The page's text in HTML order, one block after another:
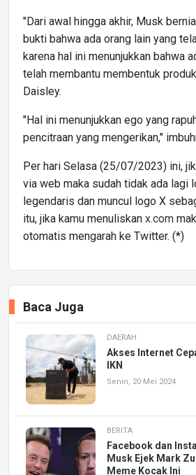
"Dari awal hingga akhir, Musk
bukti bahwa ada orang lain yang
karena hal ini menunjukkan bahwa
telah membantu membentuk
Daisley.
"Hal ini menunjukkan ego yang
pencitraan yang mengerikan,"
Per hari Selasa (25/07/2023) ini,
via web maka sudah tidak ada lagi
legendaris dan muncul logo X
itu, jika kamu menuliskan x.com
otomatis mengarah ke Twitter. (*)
Baca Juga
DAERAH
Akses Internet
IKN
Senin, 20 Mei 2024
BERITA
Facebook dan
Musk Ejek Mark
Meme Kocak Ini